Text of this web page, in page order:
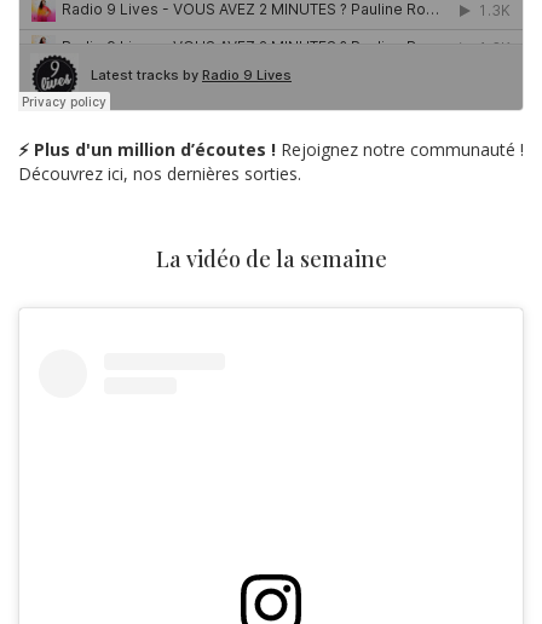
⚡ Plus d'un million d’écoutes ! Rejoignez notre communauté !
Découvrez ici, nos dernières sorties.
La vidéo de la semaine